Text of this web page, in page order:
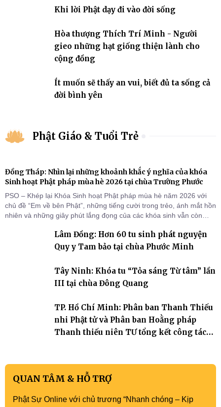
Khi lời Phật dạy đi vào đời sống
Hòa thượng Thích Trí Minh - Người
gieo những hạt giống thiện lành cho
cộng đồng
Ít muốn sẽ thấy an vui, biết đủ ta sống cả
đời bình yên
Phật Giáo & Tuổi Trẻ
Đồng Tháp: Nhìn lại những khoảnh khắc ý nghĩa của khóa
Sinh hoạt Phật pháp mùa hè 2026 tại chùa Trường Phước
PSO – Khép lại Khóa Sinh hoạt Phật pháp mùa hè năm 2026 với
chủ đề “Em về bên Phật”, những tiếng cười trong trẻo, ánh mắt hồn
nhiên và những giây phút lắng đọng của các khóa sinh vẫn còn
Tháp). Những tuần tu học ngắn ngủi nhưng đã trở thành hành
trang quý báu, gieo những hạt giống thiện l
Lâm Đồng: Hơn 60 tu sinh phát nguyện
Quy y Tam bảo tại chùa Phước Minh
Tây Ninh: Khóa tu “Tỏa sáng Từ tâm” lần
III tại chùa Đông Quang
TP. Hồ Chí Minh: Phân ban Thanh Thiếu
nhi Phật tử và Phân ban Hoằng pháp
Thanh thiếu niên TƯ tổng kết công tác
QUAN TÂM & HỖ TRỢ
Phật Sự Online với chủ trương “Nhanh chóng – Kịp